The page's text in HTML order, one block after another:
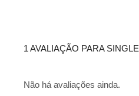
1 AVALIAÇÃO PARA SINGLE
Não há avaliações ainda.